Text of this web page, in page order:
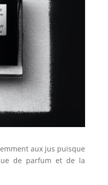
aux jus puisque
de parfum et de la